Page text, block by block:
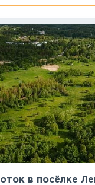
в посёлке